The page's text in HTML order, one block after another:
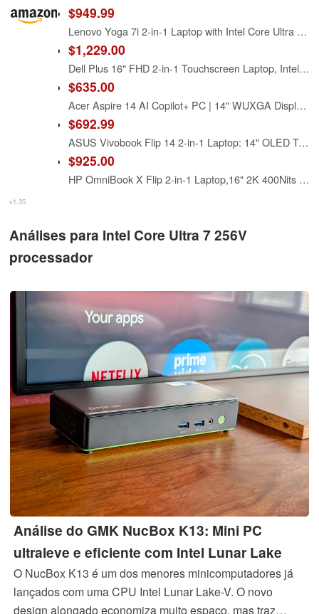
$949.99
Lenovo Yoga 7i 2-in-1 Laptop with Intel Core Ultra 7 256V Processor, 16” WUXGA IPS Touchscreen Display, 16GB LPDDR5X-8533MT of Memory, 1TB SSD, Yoga Pen, Wi-Fi 7, FP Reader, and Win 11 Pro
$1,229.00
Dell Plus 16" FHD 2-in-1 Touchscreen Laptop, Intel Core Ultra 7 256V, 16GB RAM, 2TB Storage(1TB SSD+1TB Docking Station Set), Backlit Keyboard, Webcam, Wi-Fi 7, Copilot, Win 11 Pro, Ice Blue
$635.00
Acer Aspire 14 AI Copilot+ PC | 14" WUXGA Display | Intel Core Ultra 7 Processor 256V | NPU: Up to 47 Tops - GPU: Up to 64 Tops | Intel ARC 140V | 16GB LPDDR5X | 1TB SSD | Wi-Fi 6E | A14-52M-72S0
$692.99
ASUS Vivobook Flip 14 2-in-1 Laptop: 14" OLED Touchscreen, Intel Core Ultra 7 256V Processor, 16GB RAM, 1TB SSD, Backlit Chiclet Keyboard, Thunderbolt 4, Copilot+ PC (Renewed)
$925.00
HP OmniBook X Flip 2-in-1 Laptop,16" 2K 400Nits Touch-Screen, Intel Core Ultra 7 256V(Beats Ultra 7 155U), Arc 140V GPU, Copilot+ PC, 16GB LPDDR5 RAM 1TB SSD, Thunderbolt 4, Win 11 Home, w/Stylus
v1.35
Análises para Intel Core Ultra 7 256V
processador
Análise do GMK NucBox K13: Mini PC
ultraleve e eficiente com Intel Lunar Lake
O NucBox K13 é um dos menores minicomputadores já
lançados com uma CPU Intel Lunar Lake-V. O novo
design alongado economiza muito espaço, mas traz